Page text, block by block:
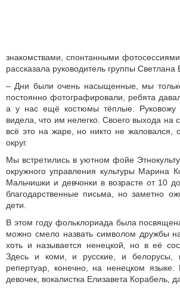
знакомствами, спонтанными
рассказала руководитель группы Светлана
– Дни были очень насыщенные, мы
постоянно фотографировали, ребята
а у нас ещё костюмы тёплые. Руковожу
видела, что им нелегко. Своего выхода на
всё это на жаре, но никто не жаловался,
округ.
Мы встретились в уютном фойе
окружного управления культуры Марина
Мальчишки и девчонки в возрасте от 10
благодарственные письма, но заметно
дети.
В этом году фольклориа­да была
можно смело назвать символом дружбы
хоть и называется ненецкой, но в её
Здесь и коми, и русские, и белорусы,
репертуар, конечно, на ненецком
девочек, вокалистка Елизавета Корабель,